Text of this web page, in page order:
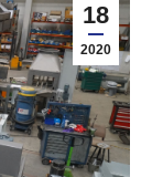
18
2020